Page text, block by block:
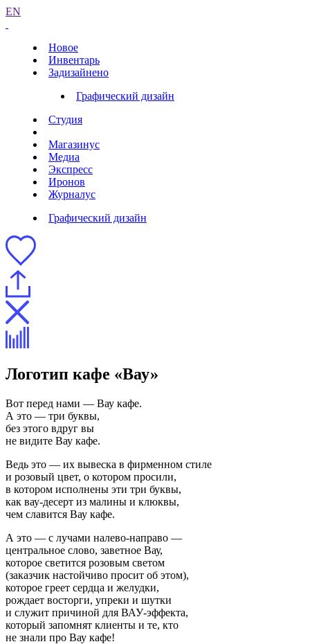
EN
Новое
Инвентарь
Задизайнено
Графический дизайн
Студия
Магазинус
Медиа
Экспресс
Иронов
Журналус
Графический дизайн
Логотип кафе «Вау»
Вот перед нами — Вау кафе.
А это — три буквы,
без этого вдруг вы
не видите Вау кафе.
Ведь это — их вывеска в фирменном стиле
и розовый цвет, о котором просили,
в котором исполнены эти три буквы,
как вау-десерт из малины и клюквы,
чем славится Вау кафе.
А это — с лучами налево-направо —
центральное слово, заветное Вау,
которое светится розовым светом
(заказчик настойчиво просит об этом),
которое греет сердца и желудки,
рождает восторги, упреки и шутки
и служит причиной для ВАУ-эффекта,
который запомнят клиенты и те, кто
не знали про Вау кафе!